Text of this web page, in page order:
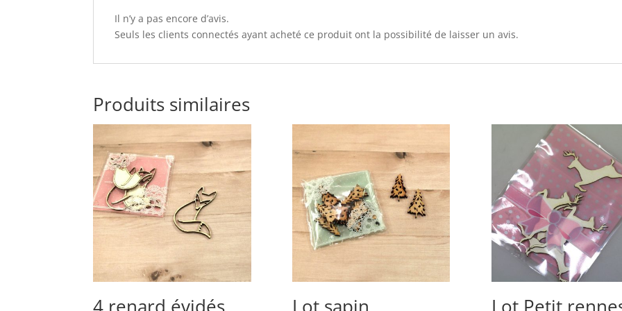
Il n’y a pas encore d’avis.
Seuls les clients connectés ayant acheté ce produit ont la possibilité de laisser un avis.
Produits similaires